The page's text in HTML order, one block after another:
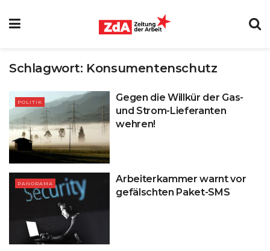
Schlagwort: Konsumentenschutz
POLITIK
Gegen die Willkür der Gas-
und Strom-Lieferanten
wehren!
PANORAMA
Arbeiterkammer warnt vor
gefälschten Paket-SMS